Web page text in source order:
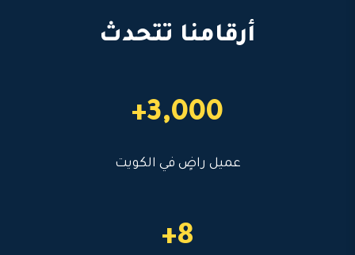
أرقامنا تتحدث
3,000+
عميل راضٍ في الكويت
8+